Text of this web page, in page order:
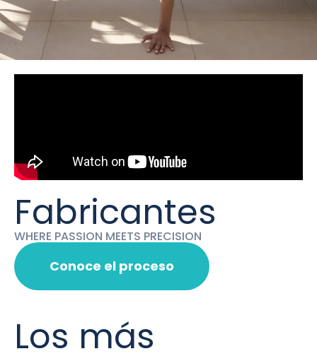
Fabricantes
WHERE PASSION MEETS PRECISION
Conoce el proceso
Los más